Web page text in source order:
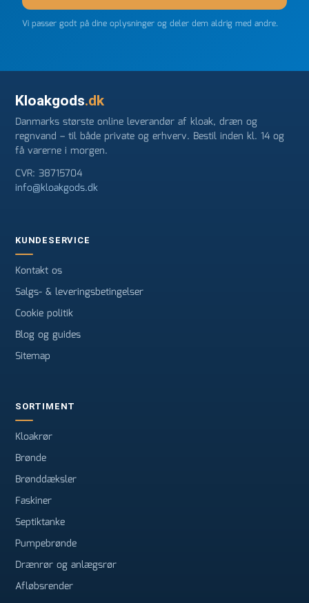
Vi passer godt på dine oplysninger og deler dem aldrig med andre.
Kloakgods.dk
Danmarks største online leverandør af kloak, dræn og
regnvand – til både private og erhverv. Bestil inden kl. 14 og
få varerne i morgen.
CVR: 38715704
info@kloakgods.dk
KUNDESERVICE
Kontakt os
Salgs- & leveringsbetingelser
Cookie politik
Blog og guides
Sitemap
SORTIMENT
Kloakrør
Brønde
Brønddæksler
Faskiner
Septiktanke
Pumpebrønde
Drænrør og anlægsrør
Afløbsrender